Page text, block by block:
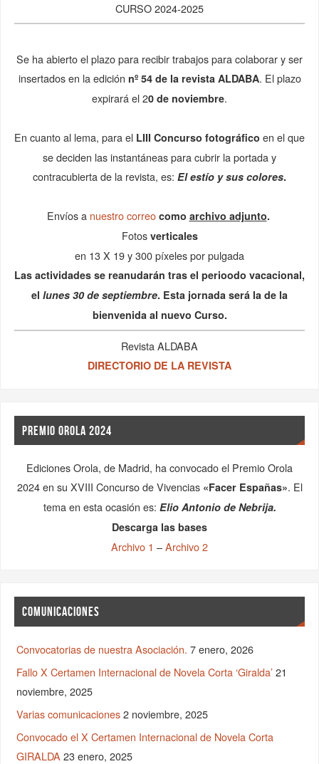
CURSO 2024-2025
Se ha abierto el plazo para recibir trabajos para colaborar y ser
insertados en la edición nº 54 de la revista ALDABA. El plazo
expirará el 20 de noviembre.
En cuanto al lema, para el LIII Concurso fotográfico en el que
se deciden las instantáneas para cubrir la portada y
contracubierta de la revista, es: El estío y sus colores.
Envíos a nuestro correo como archivo adjunto.
Fotos verticales
en 13 X 19 y 300 píxeles por pulgada
Las actividades se reanudarán tras el perioodo vacacional,
el lunes 30 de septiembre. Esta jornada será la de la
bienvenida al nuevo Curso.
Revista ALDABA
DIRECTORIO DE LA REVISTA
PREMIO OROLA 2024
Ediciones Orola, de Madrid, ha convocado el Premio Orola
2024 en su XVIII Concurso de Vivencias «Facer Españas». El
tema en esta ocasión es: Elio Antonio de Nebrija.
Descarga las bases
Archivo 1 –Archivo 2
COMUNICACIONES
Convocatorias de nuestra Asociación. 7 enero, 2026
Fallo X Certamen Internacional de Novela Corta ‘Giralda’ 21
noviembre, 2025
Varias comunicaciones 2 noviembre, 2025
Convocado el X Certamen Internacional de Novela Corta
GIRALDA 23 enero, 2025